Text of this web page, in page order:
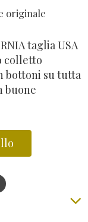
originale
taglia USA
colletto
bottoni su tutta
buone